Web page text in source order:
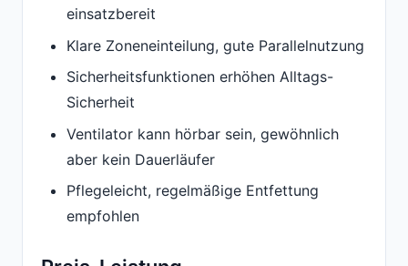
einsatzbereit
Klare Zoneneinteilung, gute Parallelnutzung
Sicherheitsfunktionen erhöhen Alltags-
Sicherheit
Ventilator kann hörbar sein, gewöhnlich
aber kein Dauerläufer
Pflegeleicht, regelmäßige Entfettung
empfohlen